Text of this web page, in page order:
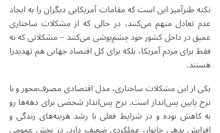
نکته طنزآمیز این است که مقامات آمریکایی دیگران را به ایجاد
عدم تعادل متهم می‌کنند، در حالی که از مشکلات ساختاری
عمیق در داخل کشور خود چشم‌پوشی می‌کنند – مشکلاتی که نه‌
فقط برای مردم آمریکا، بلکه برای کل اقتصاد جهانی هم تهدیدزا
هستند.
یکی از این مشکلات ساختاری، مدل اقتصادی مصرف‌محور و با
نرخ پایین پس‌انداز است. نرخ پس‌انداز شخصی برای دهه‌ها رو
به کاهش بوده و در شرایط فعلی با رشد هزینه‌های زندگی و